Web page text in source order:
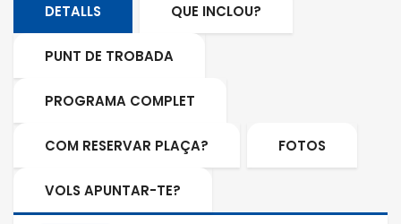
DETALLS QUE INCLOU?
PUNT DE TROBADA
PROGRAMA COMPLET
COM RESERVAR PLAÇA? FOTOS
VOLS APUNTAR-TE?